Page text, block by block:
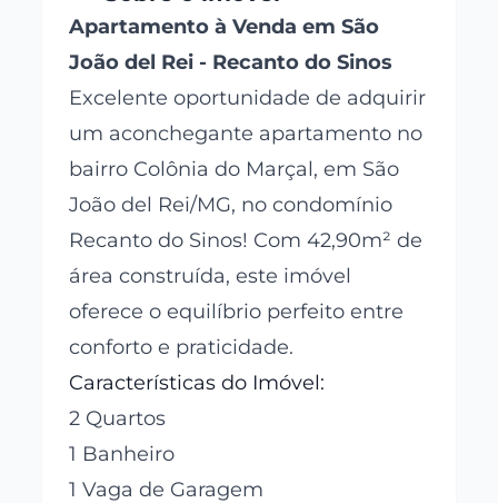
Apartamento à Venda em São
João del Rei - Recanto do Sinos
Excelente oportunidade de adquirir
um aconchegante apartamento no
bairro Colônia do Marçal, em São
João del Rei/MG, no condomínio
Recanto do Sinos! Com 42,90m² de
área construída, este imóvel
oferece o equilíbrio perfeito entre
conforto e praticidade.
Características do Imóvel:
2 Quartos
1 Banheiro
1 Vaga de Garagem